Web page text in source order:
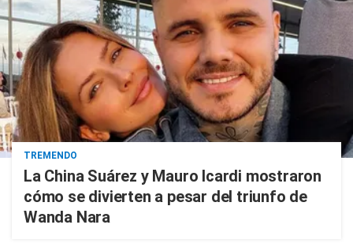
TREMENDO
La China Suárez y Mauro Icardi mostraron
cómo se divierten a pesar del triunfo de
Wanda Nara